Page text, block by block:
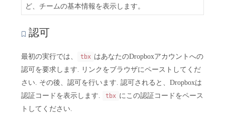
ど、チームの基本情報を表示します。
認可
最初の実行では、 tbx はあなたのDropboxアカウントへの
認可を要求します. リンクをブラウザにペーストしてくだ
さい. その後、認可を行います. 認可されると、Dropboxは
認証コードを表示します.
tbx にこの認証コードをペース
トしてください.